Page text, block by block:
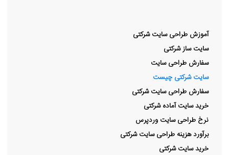
آموزش طراحی سایت شرکتی
سایت ساز شرکتی
سفارش طراحی سایت
سایت شرکتی چیست
سفارش طراحی سایت شرکتی
خرید سایت آماده شرکتی
نرخ طراحی سایت وردپرس
برآورد هزینه طراحی سایت شرکتی
خرید سایت شرکتی